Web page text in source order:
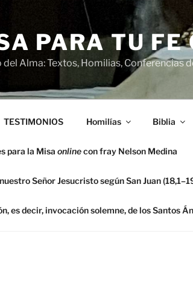
PARA TU FE
Alma: Textos, Homilias, Conferencias
TESTIMONIOS Homilías Biblia
para la Misa onlinecon fray Nelson Medina
Señor Jesucristo según San Juan
es decir, invocación solemne, de los Santos